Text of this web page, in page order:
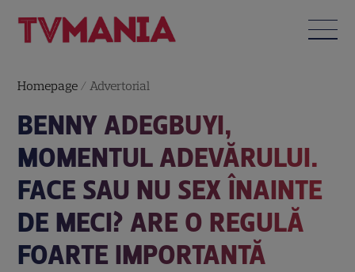
Homepage / Advertorial
BENNY ADEGBUYI,
MOMENTUL ADEVĂRULUI.
FACE SAU NU SEX ÎNAINTE
DE MECI? ARE O REGULĂ
FOARTE IMPORTANTĂ